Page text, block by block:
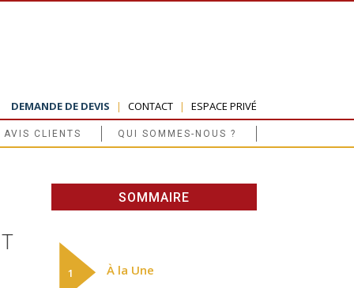
DEMANDE DE DEVIS | CONTACT | ESPACE PRIVÉ
AVIS CLIENTS QUI SOMMES-NOUS ?
SOMMAIRE
À la Une
1